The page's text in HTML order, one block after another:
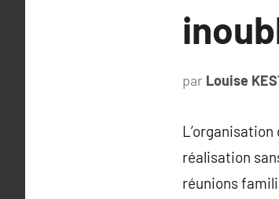
par Louise
réalisation
réunions